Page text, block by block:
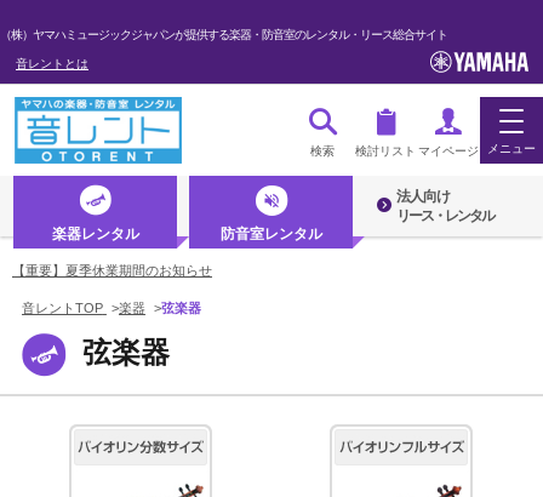
（株）ヤマハミュージックジャパンが提供する楽器・防音室のレンタル・リース総合サイト
音レントとは
検索 検討リスト マイページ メニュー
ログイン・マイページ
初めての方へ・音レントとは
楽器レンタル 防音室レンタル
楽器レンタル 防音室レンタル
法人向け
リース・レンタル
【重要】夏季休業期間のお知らせ
音レントTOP >楽器 >弦楽器
弦楽器